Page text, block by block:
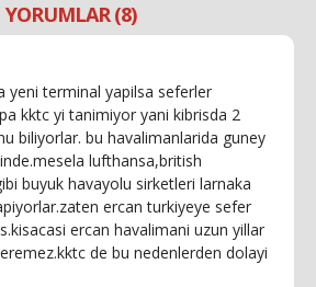
YORUMLAR (8)
yeni terminal yapilsa seferler
kktc yi tanimiyor yani kibrisda 2
biliyorlar. bu havalimanlarida guney
lufthansa,british
buyuk havayolu sirketleri larnaka
ercan turkiyeye sefer
ercan havalimani uzun yillar
de bu nedenlerden dolayi